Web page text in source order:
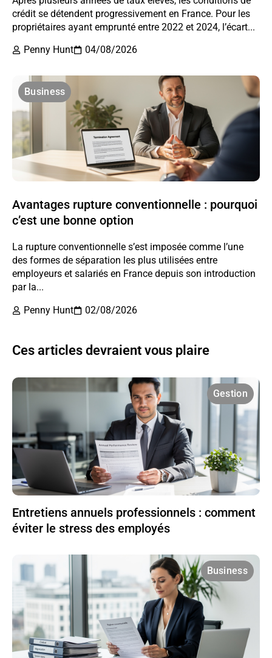
crédit se détendent progressivement en France. Pour les
propriétaires ayant emprunté entre 2022 et 2024, l’écart...
Penny Hunt
04/08/2026
Business
Avantages rupture conventionnelle : pourquoi
c’est une bonne option
La rupture conventionnelle s’est imposée comme l’une
des formes de séparation les plus utilisées entre
employeurs et salariés en France depuis son introduction
par la...
Penny Hunt
02/08/2026
Ces articles devraient vous plaire
Gestion
Entretiens annuels professionnels : comment
éviter le stress des employés
Business